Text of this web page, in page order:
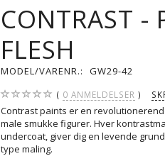
CONTRAST -
FLESH
MODEL/VARENR.: GW29-42
0 ANMELDELSER
Contrast paints er en
male smukke figurer. Hver
undercoat, giver dig en levende
type maling.